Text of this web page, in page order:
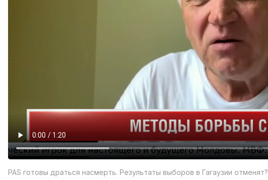
PAS готовы драться насмерть. Результаты выборов в Гагаузии отменят?